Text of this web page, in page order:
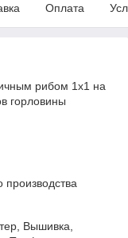
Оплата
рибом 1x1 на
горловины
производства
Вышивка,